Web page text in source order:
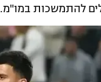
להתמשכות במו"מ.